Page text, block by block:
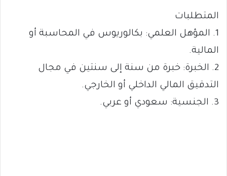
المتطلبات
1. المؤهل العلمي: بكالوريوس في المحاسبة أو
المالية.
2. الخبرة: خبرة من سنة إلى سنتين في مجال
التدقيق المالي الداخلي أو الخارجي.
3. الجنسية: سعودي أو عربي.